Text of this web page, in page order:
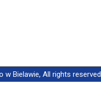
w Bielawie, All rights reserved.